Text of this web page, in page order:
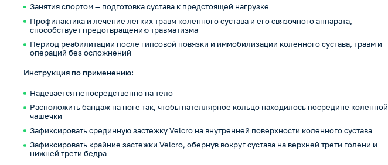
Занятия спортом — подготовка сустава к предстоящей нагрузке
Профилактика и лечение легких травм коленного сустава и его связочного аппарата,
способствует предотвращению травматизма
Период реабилитации после гипсовой повязки и иммобилизации коленного сустава, травм и
операций без осложнений
Инструкция по применению:
Надевается непосредственно на тело
Расположить бандаж на ноге так, чтобы пателлярное кольцо находилось посредине коленной
чашечки
Зафиксировать срединную застежку Velcro на внутренней поверхности коленного сустава
Зафиксировать крайние застежки Velcro, обернув вокруг сустава на верхней трети голени и
нижней трети бедра